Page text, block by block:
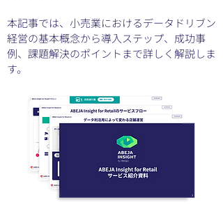
本記事では、小売業におけるデータドリブン
経営の基本概念から導入ステップ、成功事
例、課題解決のポイントまで詳しく解説しま
す。